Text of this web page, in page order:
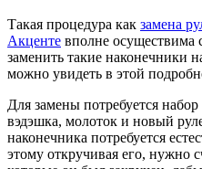
Такая процедура как замена
Акценте вполне осуществима
заменить такие наконечники
можно увидеть в этой
Для замены потребуется
вэдэшка, молоток и новый
наконечника потребуется
этому откручивая его, нужно